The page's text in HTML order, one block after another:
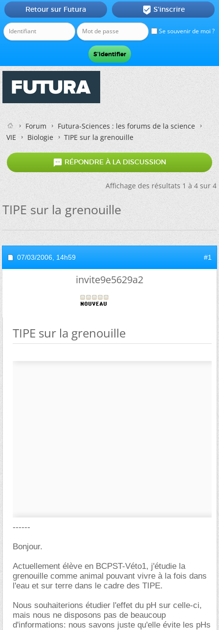
Se souvenir de moi ?
Retour sur Futura  S'inscrire
Forum
Futura-Sciences : les forums de la science
VIE
Biologie TIPE sur la grenouille
 RÉPONDRE À LA DISCUSSION
Affichage des résultats 1 à 4 sur 4
TIPE sur la grenouille
07/03/2006, 14h59 #1
invite9e5629a2
TIPE sur la grenouille
------
Bonjour.
Actuellement élève en BCPST-Véto1, j'étudie la
grenouille comme animal pouvant vivre à la fois dans
l'eau et sur terre dans le cadre des TIPE.
Nous souhaiterions étudier l'effet du pH sur celle-ci,
mais nous ne disposons pas de beaucoup
d'informations: nous savons juste qu'elle évite les pHs